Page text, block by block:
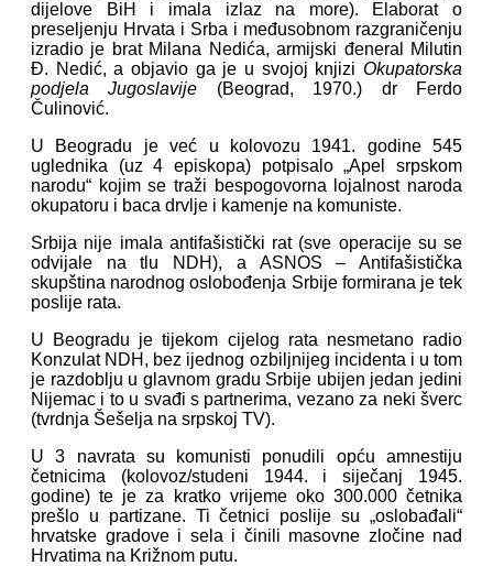
dijelove BiH i imala izlaz na more). Elaborat o
preseljenju Hrvata i Srba i međusobnom razgraničenju
izradio je brat Milana Nedića, armijski đeneral Milutin
Đ. Nedić, a objavio ga je u svojoj knjizi Okupatorska
podjela Jugoslavije (Beograd, 1970.) dr Ferdo
Čulinović.
U Beogradu je već u kolovozu 1941. godine 545
uglednika (uz 4 episkopa) potpisalo „Apel srpskom
narodu“ kojim se traži bespogovorna lojalnost naroda
okupatoru i baca drvlje i kamenje na komuniste.
Srbija nije imala antifašistički rat (sve operacije su se
odvijale na tlu NDH), a ASNOS – Antifašistička
skupština narodnog oslobođenja Srbije formirana je tek
poslije rata.
U Beogradu je tijekom cijelog rata nesmetano radio
Konzulat NDH, bez ijednog ozbiljnijeg incidenta i u tom
je razdoblju u glavnom gradu Srbije ubijen jedan jedini
Nijemac i to u svađi s partnerima, vezano za neki šverc
(tvrdnja Šešelja na srpskoj TV).
U 3 navrata su komunisti ponudili opću amnestiju
četnicima (kolovoz/studeni 1944. i siječanj 1945.
godine) te je za kratko vrijeme oko 300.000 četnika
prešlo u partizane. Ti četnici poslije su „oslobađali“
hrvatske gradove i sela i činili masovne zločine nad
Hrvatima na Križnom putu.